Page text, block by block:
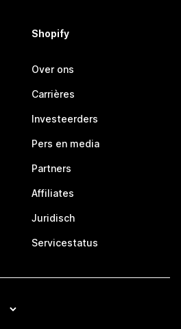
Shopify
Over ons
Carrières
Investeerders
Pers en media
Partners
Affiliates
Juridisch
Servicestatus